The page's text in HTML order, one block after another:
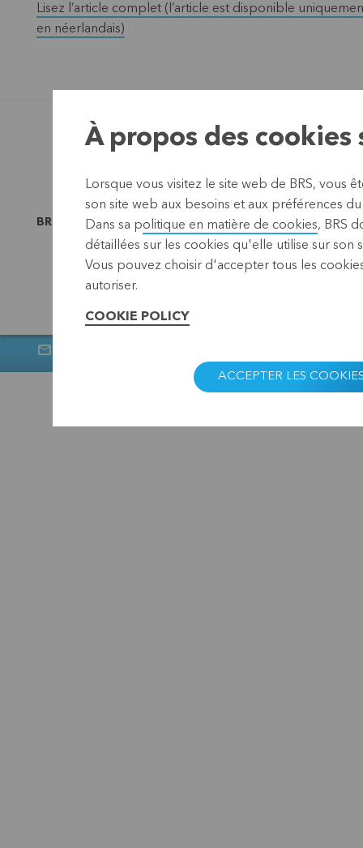
Lisez l’article complet (l’article est disponible
en néerlandais)
BRS est lié à
BRS Confidentialité
À propos des cookies
Lorsque vous visitez le site web de BRS, vous
son site web aux besoins et aux préférences
Dans sa politique en matière de cookies, BRS
détaillées sur les cookies qu'elle utilise sur son
Vous pouvez choisir d'accepter tous les
autoriser.
COOKIE POLICY
ACCEPTER LES